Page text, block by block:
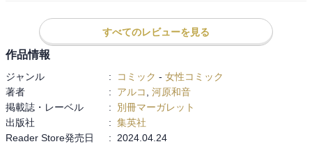
すべてのレビューを見る
作品情報
ジャンル : コミック - 女性コミック
著者
: アルコ
河原和音
掲載誌・レーベル
:
別冊マーガレット
出版社
: 集英社
Reader Store発売日
:
2024.04.24